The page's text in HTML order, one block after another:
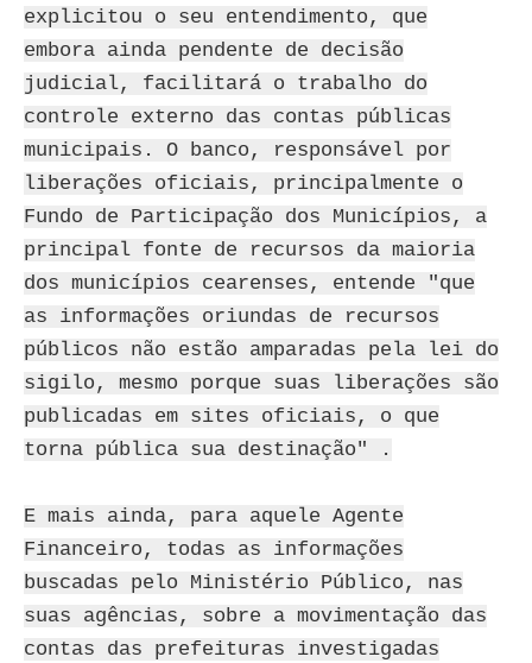
explicitou o seu entendimento, que
embora ainda pendente de decisão
judicial, facilitará o trabalho do
controle externo das contas públicas
municipais. O banco, responsável por
liberações oficiais, principalmente o
Fundo de Participação dos Municípios, a
principal fonte de recursos da maioria
dos municípios cearenses, entende "que
as informações oriundas de recursos
públicos não estão amparadas pela lei do
sigilo, mesmo porque suas liberações são
publicadas em sites oficiais, o que
torna pública sua destinação" .
E mais ainda, para aquele Agente
Financeiro, todas as informações
buscadas pelo Ministério Público, nas
suas agências, sobre a movimentação das
contas das prefeituras investigadas